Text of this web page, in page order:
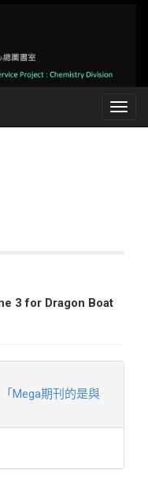
3 for Dragon Boat
「Mega期刊的是與